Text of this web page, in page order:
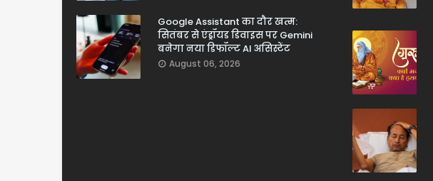
Google Assistant का दौर खत्म:
सितंबर से एंड्रॉयड डिवाइस पर Gemini
बनेगा नया डिफॉल्ट AI असिस्टेंट
August 06, 2026